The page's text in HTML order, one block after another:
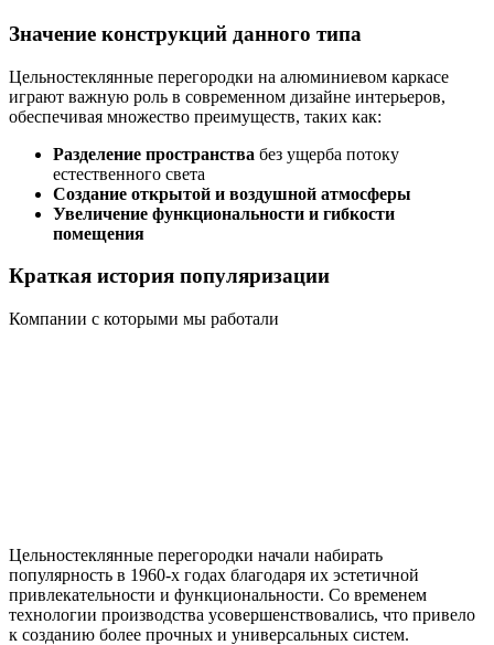
Значение конструкций данного типа
Цельностеклянные перегородки на алюминиевом каркасе
играют важную роль в современном дизайне интерьеров,
обеспечивая множество преимуществ, таких как:
Разделение пространства без ущерба потоку
естественного света
Создание открытой и воздушной атмосферы
Увеличение функциональности и гибкости
помещения
Краткая история популяризации
Компании с которыми мы работали
Цельностеклянные перегородки начали набирать
популярность в 1960-х годах благодаря их эстетичной
привлекательности и функциональности. Со временем
технологии производства усовершенствовались, что привело
к созданию более прочных и универсальных систем.